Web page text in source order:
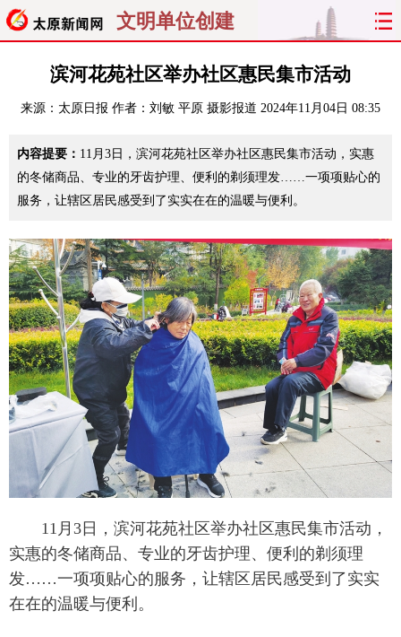
文明单位创建
首页 聚焦 太原 山西
经济 关注 文明 出行
纵横 曝光 综合 专题
旅游 理财 政务
看天下 晋月读 最太原 网罗民生
太原日报 太原晚报 热评 社区
滨河花苑社区举办社区惠民集市活动
来源： 太原日报 作者：刘敏 平原 摄影报道 2024年11月04日 08:35
内容提要： 11月3日，滨河花苑社区举办社区惠民集市活动，实惠
的冬储商品、专业的牙齿护理、便利的剃须理发……一项项贴心的
服务，让辖区居民感受到了实实在在的温暖与便利。
11月3日，滨河花苑社区举办社区惠民集市活动，
实惠的冬储商品、专业的牙齿护理、便利的剃须理
发……一项项贴心的服务，让辖区居民感受到了实实
在在的温暖与便利。